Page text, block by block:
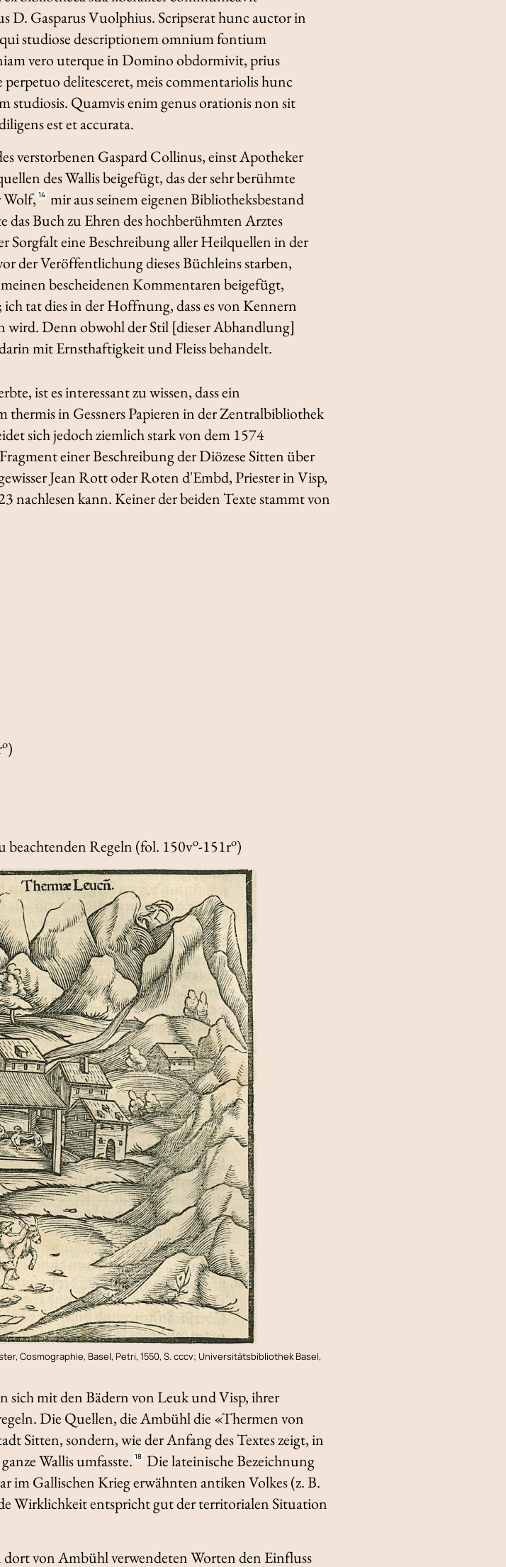
D. Gasparus Vuolphius. Scripserat hunc auctor in
studiose descriptionem omnium fontium
vero uterque in Domino obdormivit, prius
delitesceret, meis commentariolis hunc
studiosis. Quamvis enim genus orationis non sit
est et accurata.
verstorbenen Gaspard Collinus, einst Apotheker
des Wallis beigefügt, das der sehr berühmte
Wolf, 14 mir aus seinem eigenen Bibliotheksbestand
Buch zu Ehren des hochberühmten Arztes
Sorgfalt eine Beschreibung aller Heilquellen in der
der Veröffentlichung dieses Büchleins starben,
bescheidenen Kommentarenbeigefügt,
tat dies in der Hoffnung, dass es von Kennern
wird. Denn obwohl der Stil [dieser Abhandlung]
mit Ernsthaftigkeit und Fleiss behandelt.
ist es interessant zu wissen, dass ein
thermisin Gessners Papieren in der Zentralbibliothek
sich jedoch ziemlich stark von dem 1574
einer Beschreibung der Diözese Sitten über
Jean Rott oder Roten d'Embd, Priester in Visp,
nachlesen kann. Keiner der beiden Texte stammt von
o)
beachtenden Regeln (fol. 150vo-151ro)
Cosmographie, Basel, Petri, 1550, S. cccv; Universitätsbibliothek Basel,
sich mit den Bädern von Leuk und Visp, ihrer
Die Quellen, die Ambühl die «Thermen von
Sitten, sondern, wie der Anfang des Textes zeigt, in
Wallis umfasste. 18 Die lateinische Bezeichnung
imGallischen Kriegerwähnten antiken Volkes (z. B.
Wirklichkeit entspricht gut der territorialen Situation
von Ambühl verwendeten Worten den Einfluss